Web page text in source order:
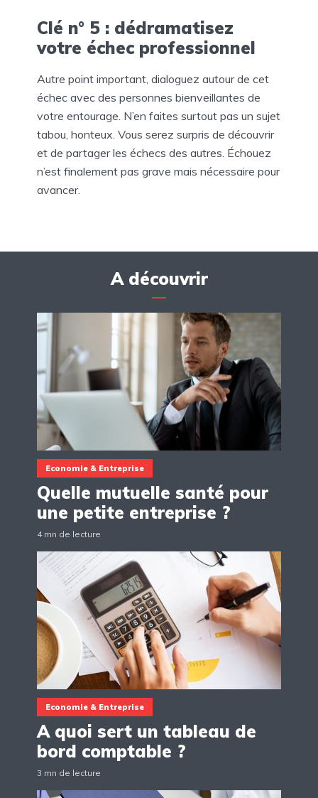
Clé n° 5 : dédramatisez
votre échec professionnel
Autre point important, dialoguez autour de cet
échec avec des personnes bienveillantes de
votre entourage. N’en faites surtout pas un sujet
tabou, honteux. Vous serez surpris de découvrir
et de partager les échecs des autres. Échouez
n’est finalement pas grave mais nécessaire pour
avancer.
A découvrir
Economie & Entreprise
Quelle mutuelle santé pour
une petite entreprise ?
4 mn de lecture
Economie & Entreprise
A quoi sert un tableau de
bord comptable ?
3 mn de lecture